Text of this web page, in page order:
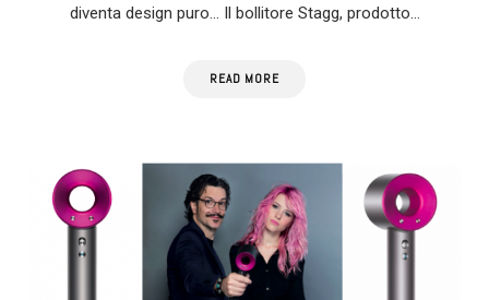
diventa design puro… Il bollitore Stagg, prodotto…
READ MORE